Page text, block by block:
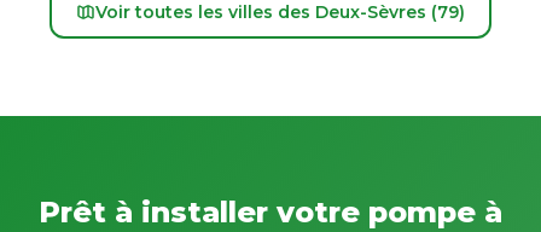
Voir toutes les villes des Deux-Sèvres (79)
Prêt à installer votre pompe à